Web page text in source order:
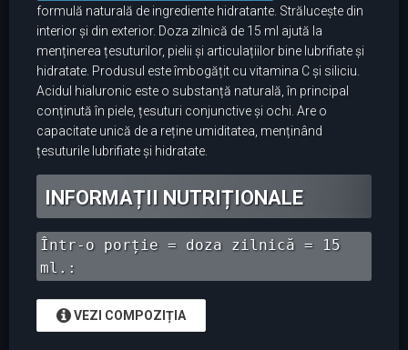
formulă naturală de ingrediente hidratante. Strălucește din
interior și din exterior. Doza zilnică de 15 ml ajută la
menținerea țesuturilor, pielii și articulațiilor bine lubrifiate și
hidratate. Produsul este îmbogățit cu vitamina C și siliciu.
Acidul hialuronic este o substanță naturală, în principal
conținută în piele, țesuturi conjunctive și ochi. Are o
capacitate unică de a reține umiditatea, menținând
țesuturile lubrifiate și hidratate.
INFORMAȚII NUTRIȚIONALE
Într-o porție = doza zilnică = 15
ml.:
VEZI COMPOZIȚIA